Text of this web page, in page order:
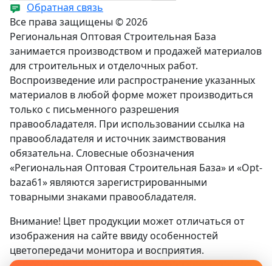
Обратная связь
Все права защищены © 2026
Региональная Оптовая Строительная База
занимается производством и продажей материалов
для строительных и отделочных работ.
Воспроизведение или распространение указанных
материалов в любой форме может производиться
только с письменного разрешения
правообладателя. При использовании ссылка на
правообладателя и источник заимствования
обязательна. Словесные обозначения
«Региональная Оптовая Строительная База» и «Opt-
baza61» являются зарегистрированными
товарными знаками правообладателя.
Внимание! Цвет продукции может отличаться от
изображения на сайте ввиду особенностей
цветопередачи монитора и восприятия.